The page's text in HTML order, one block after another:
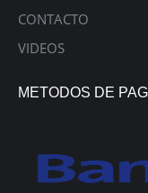
CONTACTO
VIDEOS
METODOS DE